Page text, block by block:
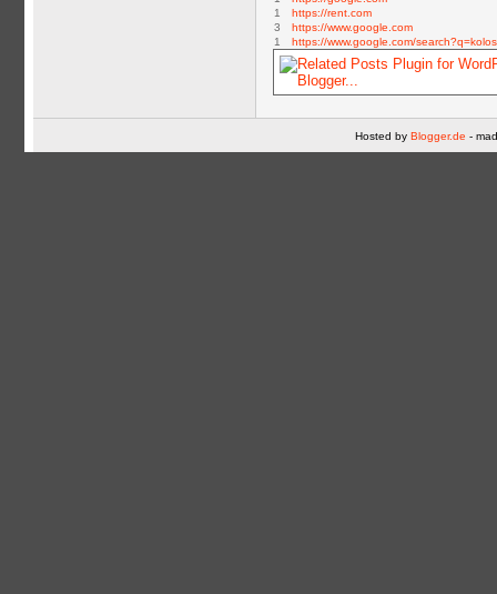
1
https://rent.com
3
https://www.google.com
1
https://www.google.com/search?q=kolos
Hosted by Blogger.de -